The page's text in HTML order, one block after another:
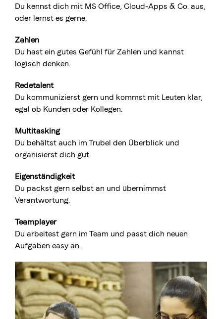
Du kennst dich mit MS Office, Cloud-Apps & Co. aus,
oder lernst es gerne.
Zahlen
Du hast ein gutes Gefühl für Zahlen und kannst
logisch denken.
Redetalent
Du kommunizierst gern und kommst mit Leuten klar,
egal ob Kunden oder Kollegen.
Multitasking
Du behältst auch im Trubel den Überblick und
organisierst dich gut.
Eigenständigkeit
Du packst gern selbst an und übernimmst
Verantwortung.
Teamplayer
Du arbeitest gern im Team und passt dich neuen
Aufgaben easy an.